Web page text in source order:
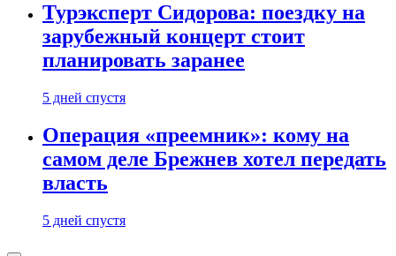
Турэксперт Сидорова: поездку на
зарубежный концерт стоит
планировать заранее
5 дней спустя
Операция «преемник»: кому на
самом деле Брежнев хотел передать
власть
5 дней спустя